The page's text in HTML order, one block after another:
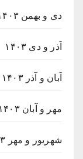
دی و بهمن ۱۴۰۳
آذر و دی ۱۴۰۳
آبان و آذر ۱۴۰۳
مهر و آبان ۱۴۰۳
شهریور و مهر ۱۴۰۳